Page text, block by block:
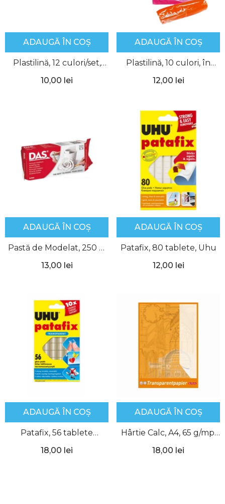
ADAUGĂ ÎN COȘ
Plastilină, 12 culori/set,
Herlitz
10,00 lei
ADAUGĂ ÎN COȘ
Plastilină, 10 culori, în
Galeată, Daco
12,00 lei
ADAUGĂ ÎN COȘ
Pastă de Modelat, 250 g,
Albă, DAS
13,00 lei
ADAUGĂ ÎN COȘ
Patafix, 80 tablete, Uhu
12,00 lei
ADAUGĂ ÎN COȘ
Patafix, 56 tablete
transparente, Uhu
18,00 lei
ADAUGĂ ÎN COȘ
Hârtie Calc, A4, 65 g/mp,
Herlitz
18,00 lei